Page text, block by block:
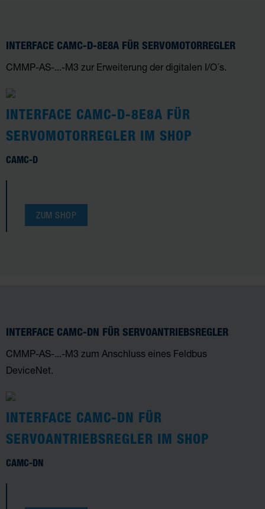
INTERFACE CAMC-D-8E8A FÜR SERVOMOTORREGLER
CMMP-AS-...-M3 zur Erweiterung der digitalen I/O´s.
INTERFACE CAMC-D-8E8A FÜR
SERVOMOTORREGLER IM SHOP
CAMC-D
ZUM SHOP
INTERFACE CAMC-DN FÜR SERVOANTRIEBSREGLER
CMMP-AS-...-M3 zum Anschluss eines Feldbus
DeviceNet.
INTERFACE CAMC-DN FÜR
SERVOANTRIEBSREGLER IM SHOP
CAMC-DN